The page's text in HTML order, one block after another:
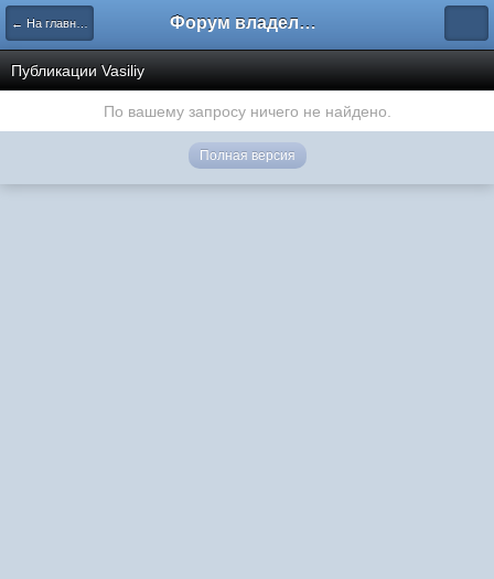
← На главную Форум владельцев интернет-магазинов
Публикации Vasiliy
По вашему запросу ничего не найдено.
Полная версия